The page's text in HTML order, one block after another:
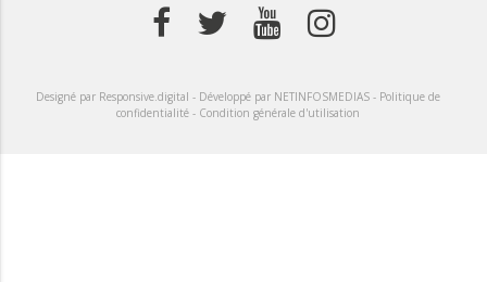
Designé par Responsive.digital - Développé par NETINFOSMEDIAS - Politique de
confidentialité - Condition générale d'utilisation